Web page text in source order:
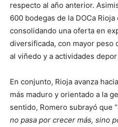
respecto al año anterior.
600 bodegas de la DOCa
consolidando una oferta en
diversificada, con mayor peso
al viñedo y a actividades
En conjunto, Rioja avanza
más maduro y orientado a la
sentido, Romero subrayó que “
no pasa por crecer más, sino